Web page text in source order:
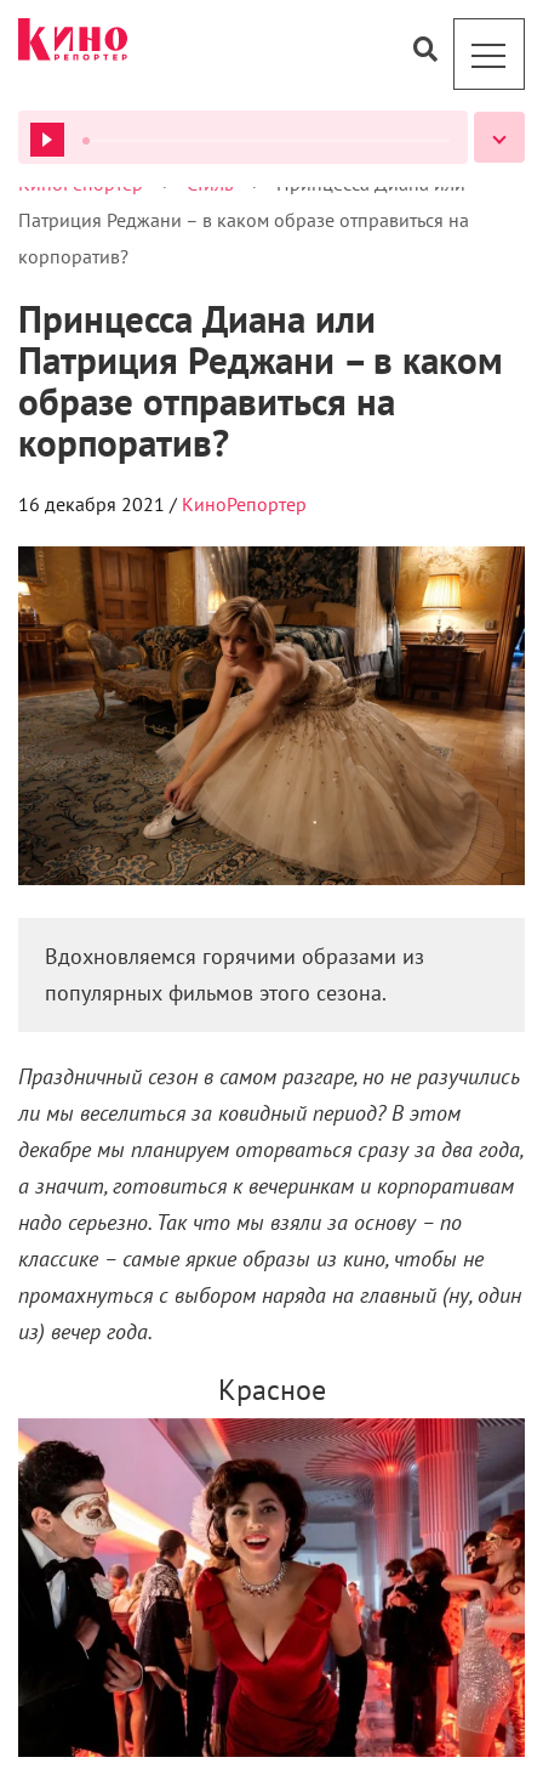
ВСЕ ПОДКАСТЫ
КиноРепортер > Стиль >
Принцесса Диана или
Патриция Реджани – в каком образе отправиться на
корпоратив?
Принцесса Диана или
Патриция Реджани – в каком
образе отправиться на
корпоратив?
16 декабря 2021 / КиноРепортер
Вдохновляемся горячими образами из
популярных фильмов этого сезона.
Праздничный сезон в самом разгаре, но не разучились
ли мы веселиться за ковидный период? В этом
декабре мы планируем оторваться сразу за два года,
а значит, готовиться к вечеринкам и корпоративам
надо серьезно. Так что мы взяли за основу – по
классике – самые яркие образы из кино, чтобы не
промахнуться с выбором наряда на главный (ну, один
из) вечер года.
Красное